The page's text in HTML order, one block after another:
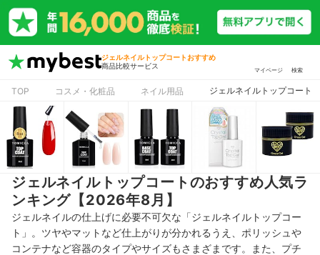
ジェルネイルトップコートおすすめ
商品比較サービス
マイページ 検索
TOP コスメ・化粧品 ネイル用品 ジェルネイルトップコート
ジェルネイルトップコートのおすすめ人気ラ
ンキング【2026年8月】
ジェルネイルの仕上げに必要不可欠な「ジェルネイルトップコー
ト」。ツヤやマットなど仕上がりが分かれるうえ、ポリッシュや
コンテナなど容器のタイプやサイズもさまざまです。また、プチ